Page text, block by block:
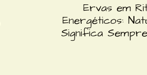
Ervas em
Energéticos:
Significa